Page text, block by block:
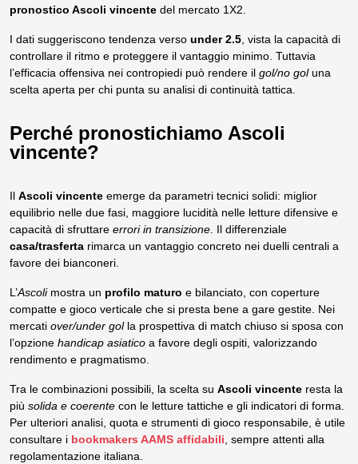
pronostico Ascoli vincente del mercato 1X2.
I dati suggeriscono tendenza verso under 2.5 , vista la capacità di
controllare il ritmo e proteggere il vantaggio minimo. Tuttavia
l’efficacia offensiva nei contropiedi può rendere il gol/no goluna
scelta aperta per chi punta su analisi di continuità tattica.
Perché pronostichiamo Ascoli
vincente?
Il Ascoli vincente emerge da parametri tecnici solidi: miglior
equilibrio nelle due fasi, maggiore lucidità nelle letture difensive e
capacità di sfruttare errori in transizione . Il differenziale
casa/trasferta rimarca un vantaggio concreto nei duelli centrali a
favore dei bianconeri.
L’Ascolimostra un profilo maturo e bilanciato, con coperture
compatte e gioco verticale che si presta bene a gare gestite. Nei
mercati over/under golla prospettiva di match chiuso si sposa con
l’opzione handicap asiatico a favore degli ospiti, valorizzando
rendimento e pragmatismo.
Tra le combinazioni possibili, la scelta su Ascoli vincente resta la
più solida e coerente con le letture tattiche e gli indicatori di forma.
Per ulteriori analisi, quota e strumenti di gioco responsabile, è utile
consultare i bookmakers AAMS affidabili , sempre attenti alla
regolamentazione italiana.